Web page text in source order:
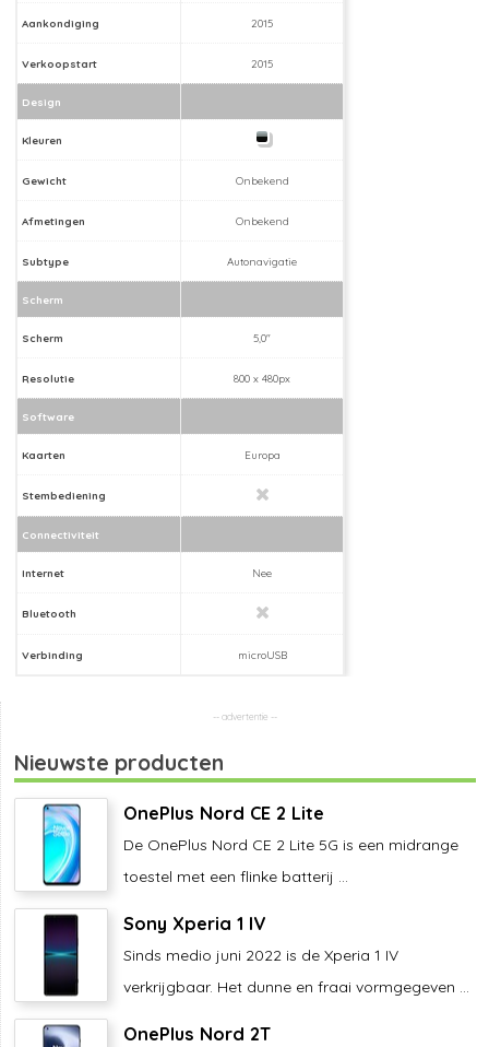
Aankondiging 2015
Verkoopstart 2015
Design
Kleuren
Gewicht Onbekend
Afmetingen Onbekend
Subtype Autonavigatie
Scherm
Scherm 5,0"
Resolutie 800 x 480px
Software
Kaarten Europa
Stembediening
Connectiviteit
Internet Nee
Bluetooth
Verbinding microUSB
Nieuwste producten
OnePlus Nord CE 2 Lite
De OnePlus Nord CE 2 Lite 5G is een midrange
toestel met een flinke batterij ...
Sony Xperia 1 IV
Sinds medio juni 2022 is de Xperia 1 IV
verkrijgbaar. Het dunne en fraai vormgegeven ...
OnePlus Nord 2T